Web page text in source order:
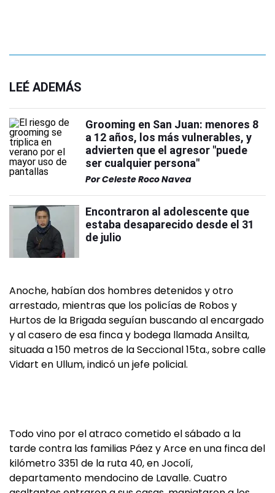
LEÉ ADEMÁS
Grooming en San Juan: menores 8
a 12 años, los más vulnerables, y
advierten que el agresor "puede
ser cualquier persona"
PorCeleste Roco Navea
Encontraron al adolescente que
estaba desaparecido desde el 31
de julio
Anoche, habían dos hombres detenidos y otro
arrestado, mientras que los policías de Robos y
Hurtos de la Brigada seguían buscando al encargado
y al casero de esa finca y bodega llamada Ansilta,
situada a 150 metros de la Seccional 15ta., sobre calle
Vidart en Ullum, indicó un jefe policial.
Todo vino por el atraco cometido el sábado a la
tarde contra las familias Páez y Arce en una finca del
kilómetro 3351 de la ruta 40, en Jocolí,
departamento mendocino de Lavalle. Cuatro